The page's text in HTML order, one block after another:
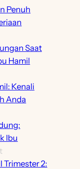
Penuh
Saat
Hamil
Kenali
Anda
Ibu
Trimester 2: